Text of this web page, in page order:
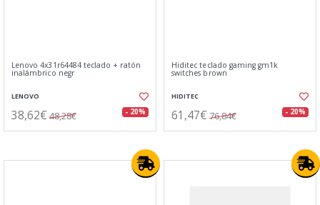
Lenovo 4x31r64484 teclado + ratón
inalámbrico negr
LENOVO
38,62€ 48,28€ - 20%
Hiditec teclado gaming gm1k
switches brown
HIDITEC
61,47€ 76,84€ - 20%